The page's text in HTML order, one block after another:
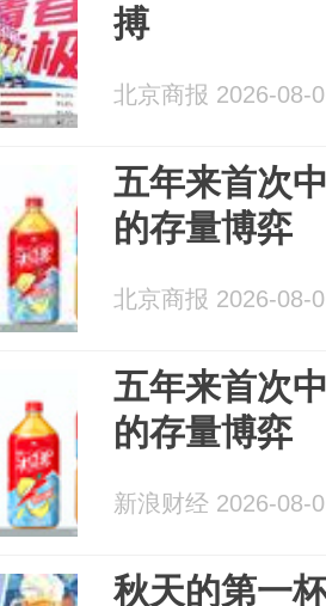
搏
北京商报 2026-08-
五年来首次
的存量博弈
北京商报 2026-08-
五年来首次
的存量博弈
新浪财经 2026-08-
秋天的第一